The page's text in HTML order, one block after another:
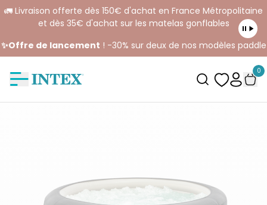
🚛 Livraison offerte dès 150€ d'achat en France Métropolitaine
et dès 35€ d'achat sur les matelas gonflables
✨Offre de lancement ! -30% sur deux de nos modèles paddle
0